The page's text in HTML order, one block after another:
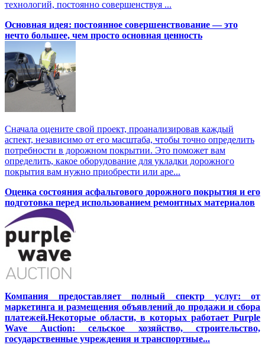
технологий, постоянно совершенствуя ...
Основная идея: постоянное совершенствование — это
нечто большее, чем просто основная ценность
Сначала оцените свой проект, проанализировав каждый
аспект, независимо от его масштаба, чтобы точно определить
потребности в дорожном покрытии. Это поможет вам
определить, какое оборудование для укладки дорожного
покрытия вам нужно приобрести или аре...
Оценка состояния асфальтового дорожного покрытия и его
подготовка перед использованием ремонтных материалов
Компания предоставляет полный спектр услуг: от
маркетинга и размещения объявлений до продажи и сбора
платежей.Некоторые области, в которых работает Purple
Wave Auction: сельское хозяйство, строительство,
государственные учреждения и транспортные...